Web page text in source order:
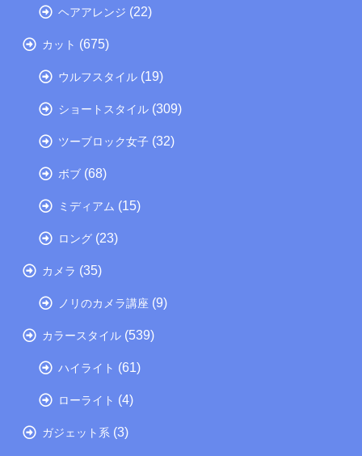
ヘアアレンジ (22)
カット (675)
ウルフスタイル (19)
ショートスタイル (309)
ツーブロック女子 (32)
ボブ (68)
ミディアム (15)
ロング (23)
カメラ (35)
ノリのカメラ講座 (9)
カラースタイル (539)
ハイライト (61)
ローライト (4)
ガジェット系 (3)